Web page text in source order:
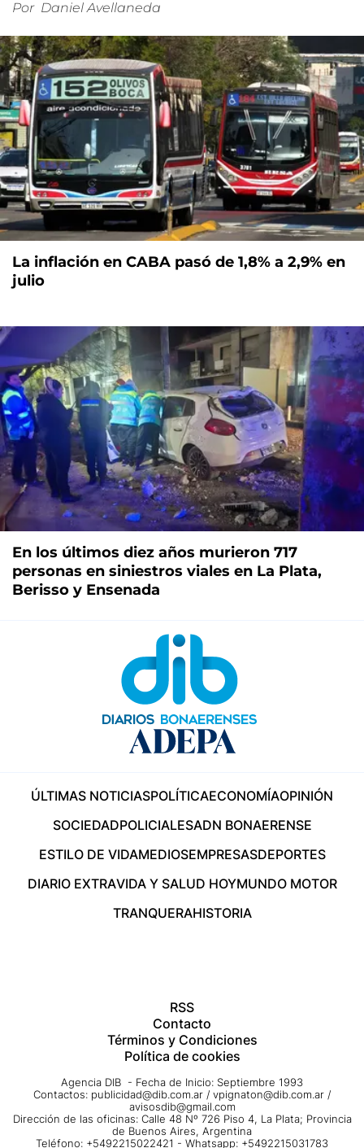
Por Daniel Avellaneda
La inflación en CABA pasó de 1,8% a 2,9% en
julio
En los últimos diez años murieron 717
personas en siniestros viales en La Plata,
Berisso y Ensenada
ÚLTIMAS NOTICIASPOLÍTICAECONOMÍAOPINIÓN
SOCIEDADPOLICIALESADN BONAERENSE
ESTILO DE VIDAMEDIOSEMPRESASDEPORTES
DIARIO EXTRAVIDA Y SALUD HOYMUNDO MOTOR
TRANQUERAHISTORIA
RSS
Contacto
Términos y Condiciones
Política de cookies
Agencia DIB - Fecha de Inicio: Septiembre 1993
Contactos: publicidad@dib.com.ar / vpignaton@dib.com.ar /
avisosdib@gmail.com
Dirección de las oficinas: Calle 48 Nº 726 Piso 4, La Plata; Provincia
de Buenos Aires, Argentina
Teléfono: +5492215022421 - Whatsapp: +5492215031783